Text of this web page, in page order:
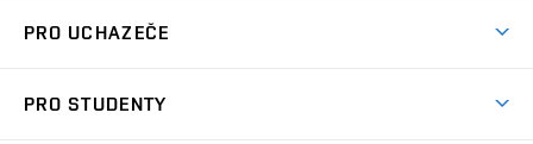
Koleje
PRO UCHAZEČE
PRO STUDENTY